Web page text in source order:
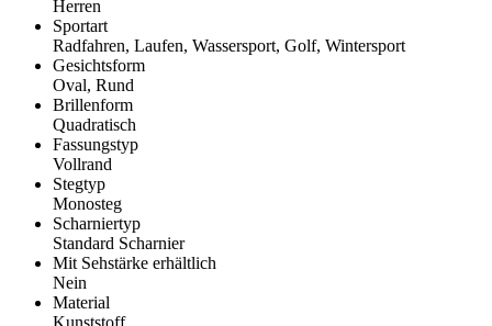
Herren
Sportart
Radfahren, Laufen, Wassersport, Golf, Wintersport
Gesichtsform
Oval, Rund
Brillenform
Quadratisch
Fassungstyp
Vollrand
Stegtyp
Monosteg
Scharniertyp
Standard Scharnier
Mit Sehstärke erhältlich
Nein
Material
Kunststoff